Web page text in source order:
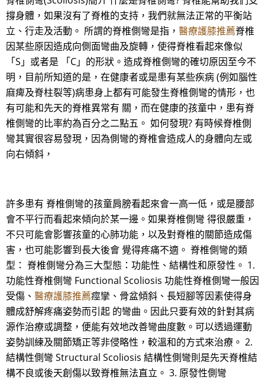
撐身體，如果沒有了脊椎的支持，我們就無法正常的平衡站
立、行走及活動。 所謂的脊椎側彎是指， 醫療護膝推薦脊椎
因某些原因造成向側面彎曲及旋轉，使得脊椎看起來像似
「S」或者是 「C」的形狀。造成脊椎側彎的確切原因至今不
明，目前所知道的是，在健康者或是患有某些疾病 (例如腦性
麻痺及脊柱裂等)病患身上都有可能發生脊椎側彎的情形，也
有可能和先天的脊椎異常有 關，而在健康的孩童中，患有脊
椎側彎的比率約為百分之二點五。 如何發現? 有時候脊椎側
彎其實很容易發現，因為側彎的脊椎會造成人的身體向左或
向右傾斜，
許多患有 脊椎側彎的孩童肩膀看起來會一高一低，或是腰部
會不平行而看起來傾向於某一邊。如果脊椎側彎 得很嚴重，
不只可能會影響孩童的心肺功能，以及對脊椎的關節造成傷
害，也可能影響到長大後會 覺得疼痛不適。 脊椎側彎的類
型： 脊椎側彎分為三大型態：功能性、結構性和原發性。 1.
功能性脊椎側彎 Functional Scoliosis 功能性脊椎側彎一般因
受傷、 醫療護膝推薦痙攣、骨盆傾斜、長短腳等因素使得身
體成舒解疼痛姿勢而引起 的彎曲。因此只要有效的針對其病
源作治療或調整，便能有效地改善彎曲度數。可以透過運動
姿勢訓練及關節矯正等非侵略性，較溫和的方式來治療。 2.
結構性側彎 Structural Scoliosis 結構性側彎則是先天脊椎結
構不良或後天創傷以致脊椎無法直立。 3. 原發性側彎